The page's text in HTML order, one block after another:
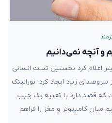
و آنچه نمی‌دانیم
اعلام کرد نخستین تست انسانی
زیاد ایجاد کرد. نورالینک
که قصد دارد با تعبیه یک چیپ
میان کامپیوتر و مغز را فراهم